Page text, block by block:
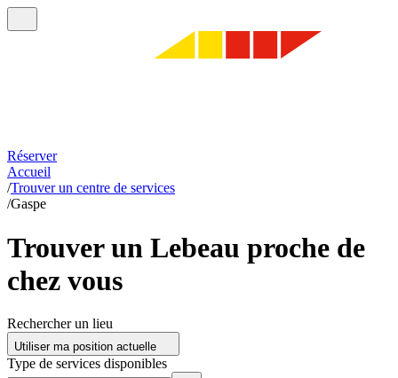
Réserver
Accueil
/Trouver un centre de services
/Gaspe
Trouver un Lebeau proche de
chez vous
Rechercher un lieu
Utiliser ma position actuelle
Type de services disponibles